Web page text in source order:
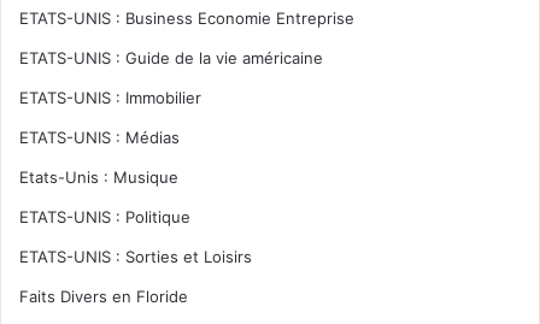
ETATS-UNIS : Business Economie Entreprise
ETATS-UNIS : Guide de la vie américaine
ETATS-UNIS : Immobilier
ETATS-UNIS : Médias
Etats-Unis : Musique
ETATS-UNIS : Politique
ETATS-UNIS : Sorties et Loisirs
Faits Divers en Floride